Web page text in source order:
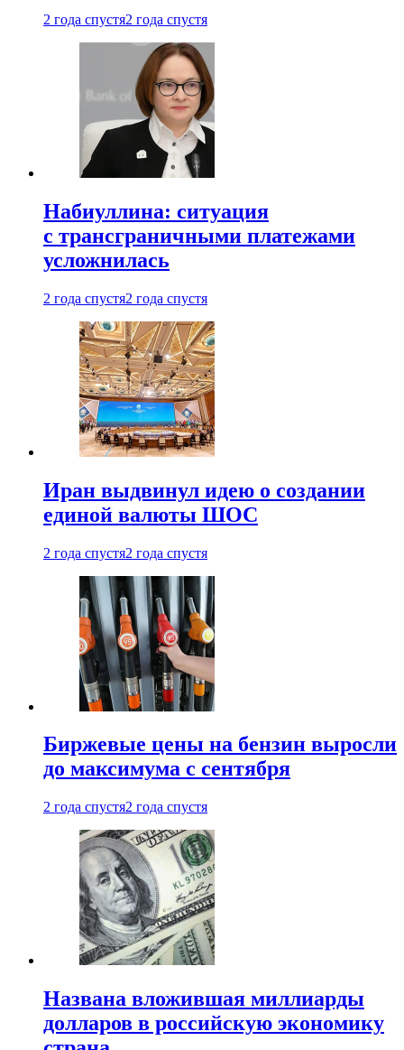
2 года спустя2 года спустя
Набиуллина: ситуация
с трансграничными платежами
усложнилась
2 года спустя2 года спустя
Иран выдвинул идею о создании
единой валюты ШОС
2 года спустя2 года спустя
Биржевые цены на бензин выросли
до максимума с сентября
2 года спустя2 года спустя
Названа вложившая миллиарды
долларов в российскую экономику